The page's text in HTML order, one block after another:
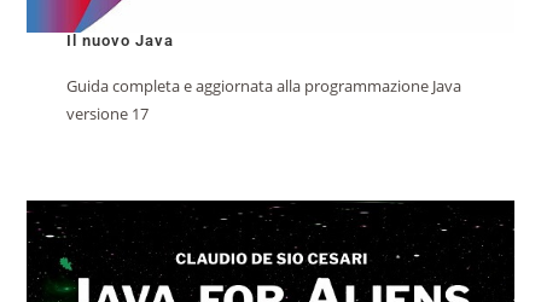
Il nuovo Java
Guida completa e aggiornata alla programmazione Java
versione 17